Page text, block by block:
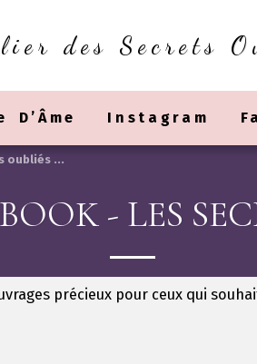
des Secrets
D’Âme Instagram
oubliés ...
- LES
précieux pour ceux qui